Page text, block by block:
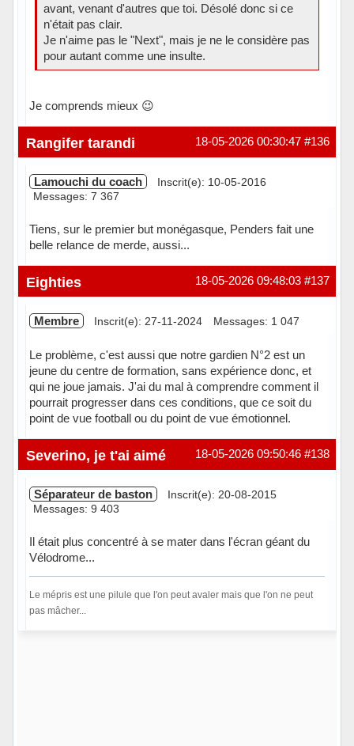
avant, venant d'autres que toi. Désolé donc si ce
n'était pas clair.
Je n'aime pas le "Next", mais je ne le considère pas
pour autant comme une insulte.
Je comprends mieux 😉
Hors ligne #136
18-05-2026 00:30:47
Rangifer tarandi
Lamouchi du coach
Inscrit(e): 10-05-2016
Messages: 7 367
Tiens, sur le premier but monégasque, Penders fait une
belle relance de merde, aussi...
Hors ligne #137
18-05-2026 09:48:03
Eighties
Membre Inscrit(e): 27-11-2024 Messages: 1 047
Le problème, c'est aussi que notre gardien N°2 est un
jeune du centre de formation, sans expérience donc, et
qui ne joue jamais. J'ai du mal à comprendre comment il
pourrait progresser dans ces conditions, que ce soit du
point de vue football ou du point de vue émotionnel.
Hors ligne #138
18-05-2026 09:50:46
Severino, je t'ai aimé
Séparateur de baston
Inscrit(e): 20-08-2015
Messages: 9 403
Il était plus concentré à se mater dans l'écran géant du
Vélodrome...
Le mépris est une pilule que l'on peut avaler mais que l'on ne peut
pas mâcher...